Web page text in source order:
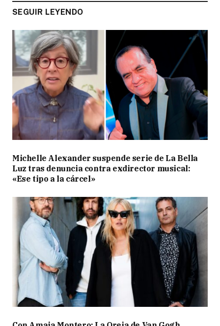
SEGUIR LEYENDO
Michelle Alexander suspende serie de La Bella
Luz tras denuncia contra exdirector musical:
«Ese tipo a la cárcel»